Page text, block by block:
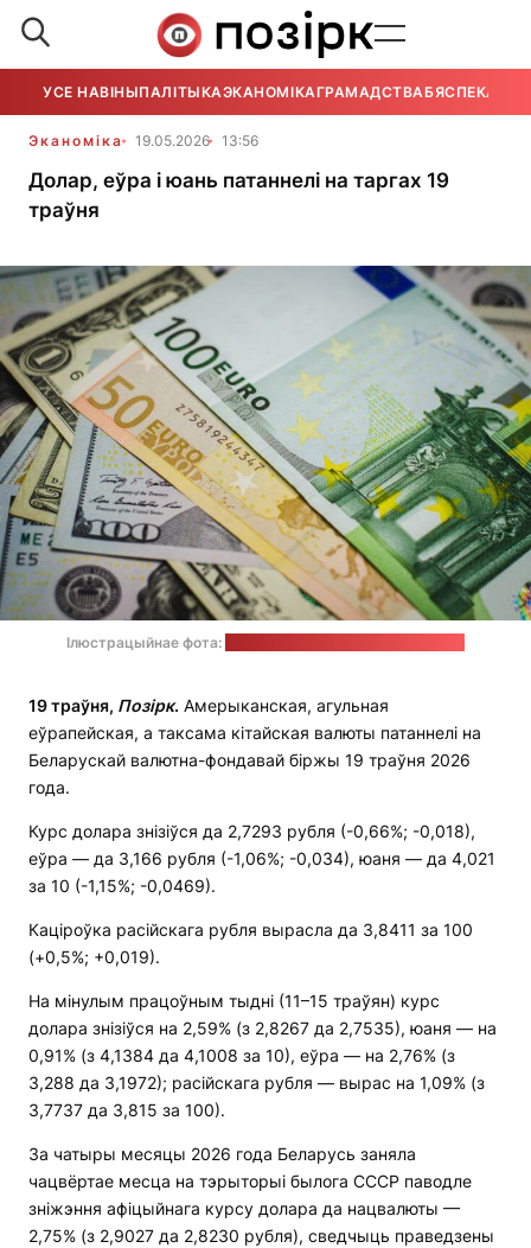
УСЕ НАВІНЫПАЛІТЫКАЭКАНОМІКАГРАМАДСТВАБЯСПЕКА
Эканоміка 19.05.2026 13:56
Долар, еўра і юань патаннелі на таргах 19
траўня
Ілюстрацыйнае фота:
19 траўня, Позірк. Амерыканская, агульная
еўрапейская, а таксама кітайская валюты патаннелі на
Беларускай валютна-фондавай біржы 19 траўня 2026
года.
Курс долара знізіўся да 2,7293 рубля (-0,66%; -0,018),
еўра — да 3,166 рубля (-1,06%; -0,034), юаня — да 4,021
за 10 (-1,15%; -0,0469).
Каціроўка расійскага рубля вырасла да 3,8411 за 100
(+0,5%; +0,019).
На мінулым працоўным тыдні (11–15 траўян) курс
долара знізіўся на 2,59% (з 2,8267 да 2,7535), юаня — на
0,91% (з 4,1384 да 4,1008 за 10), еўра — на 2,76% (з
3,288 да 3,1972); расійскага рубля — вырас на 1,09% (з
3,7737 да 3,815 за 100).
За чатыры месяцы 2026 года Беларусь заняла
чацвёртае месца на тэрыторыі былога СССР паводле
зніжэння афіцыйнага курсу долара да нацвалюты —
2,75% (з 2,9027 да 2,8230 рубля), сведчыць праведзены